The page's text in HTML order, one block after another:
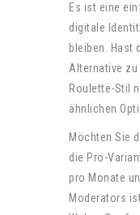
Es ist eine
digitale
bleiben. Hast
Alternative
Roulette-Stil
ähnlichen
Möchten Sie
die Pro-
pro Monate
Moderators